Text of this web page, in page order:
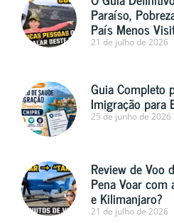
Paraíso,
País Menos
21 de julho de 2026
Guia Completo
Imigração para
25 de junho de 2026
Review de Voo
Pena Voar com
e Kilimanjaro?
21 de julho de 2026